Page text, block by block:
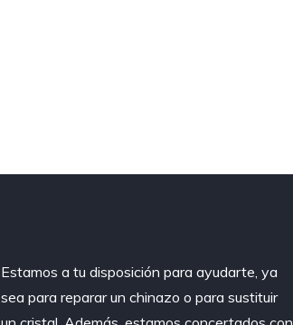
Estamos a tu disposición para ayudarte, ya
sea para reparar un chinazo o para sustituir